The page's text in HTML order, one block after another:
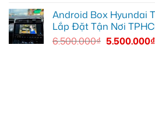
Android Box Hyundai
Lắp Đặt Tận Nơi
6.500.000₫ 5.500.000₫